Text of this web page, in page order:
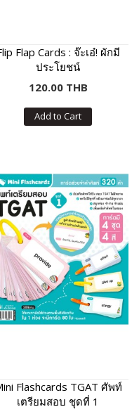
Flap Cards : จ๊ะเอ๋! ผักมี
ประโยชน์
120.00 THB
Add to Cart
Flashcards TGAT ศัพท์
เตรียมสอบ ชุดที่ 1